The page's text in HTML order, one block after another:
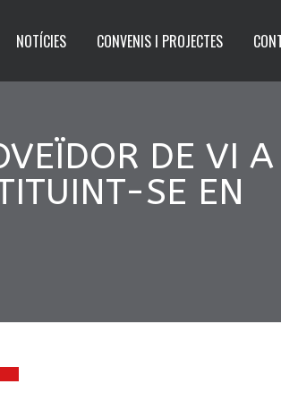
NOTÍCIES CONVENIS I PROJECTES
DE VI A
SE EN